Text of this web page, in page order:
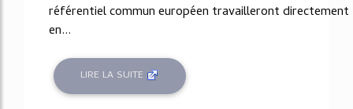
référentiel commun européen travailleront directement
en...
LIRE LA SUITE